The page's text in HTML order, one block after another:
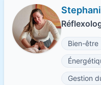
Bien-être
Gestion